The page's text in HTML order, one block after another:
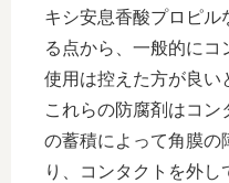
キシ安息香酸プロピル
る点から、一般的に
使用は控えた方が良い
これらの防腐剤はコン
の蓄積によって角膜の
り、コンタクトを外